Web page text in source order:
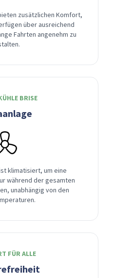
zusätzlichen Komfort,
über ausreichend
Fahrten angenehm zu
BRISE
klimatisiert, um eine
während der gesamten
unabhängig von den
FÜR ALLE